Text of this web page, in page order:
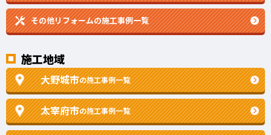
その他リフォームの施工事例一覧
施工地域
大野城市の施工事例一覧
太宰府市の施工事例一覧